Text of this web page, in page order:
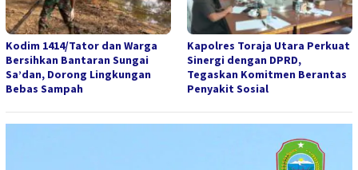
Kodim 1414/Tator dan Warga
Bersihkan Bantaran Sungai
Sa’dan, Dorong Lingkungan
Bebas Sampah
Kapolres Toraja Utara Perkuat
Sinergi dengan DPRD,
Tegaskan Komitmen Berantas
Penyakit Sosial